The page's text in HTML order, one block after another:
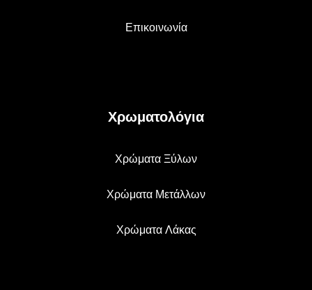
Επικοινωνία
Χρωματολόγια
Χρώματα Ξύλων
Χρώματα Μετάλλων
Χρώματα Λάκας